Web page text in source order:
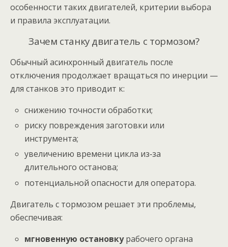
особенности таких двигателей, критерии выбора
и правила эксплуатации.
Зачем станку двигатель с тормозом?
Обычный асинхронный двигатель после
отключения продолжает вращаться по инерции —
для станков это приводит к:
снижению точности обработки;
риску повреждения заготовки или
инструмента;
увеличению времени цикла из‑за
длительного останова;
потенциальной опасности для оператора.
Двигатель с тормозом решает эти проблемы,
обеспечивая:
мгновенную остановкурабочего органа